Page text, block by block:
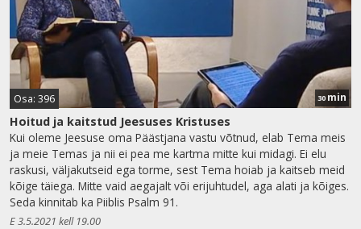
Osa: 396 30 min
Hoitud ja kaitstud Jeesuses Kristuses
Kui oleme Jeesuse oma Päästjana vastu võtnud, elab Tema meis
ja meie Temas ja nii ei pea me kartma mitte kui midagi. Ei elu
raskusi, väljakutseid ega torme, sest Tema hoiab ja kaitseb meid
kõige täiega. Mitte vaid aegajalt või erijuhtudel, aga alati ja kõiges.
Seda kinnitab ka Piiblis Psalm 91.
E 3.5.2021 kell 19.00